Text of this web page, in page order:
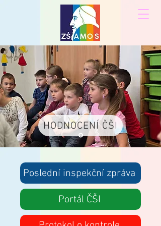
HODNOCENÍ ČŠI
Poslední inspekční zpráva
Portál ČŠI